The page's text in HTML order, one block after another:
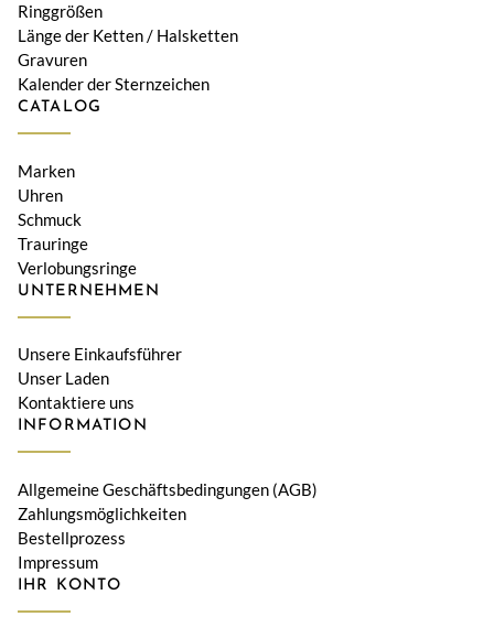
Ringgrößen
Länge der Ketten / Halsketten
Gravuren
Kalender der Sternzeichen
CATALOG
Marken
Uhren
Schmuck
Trauringe
Verlobungsringe
UNTERNEHMEN
Unsere Einkaufsführer
Unser Laden
Kontaktiere uns
INFORMATION
Allgemeine Geschäftsbedingungen (AGB)
Zahlungsmöglichkeiten
Bestellprozess
Impressum
IHR KONTO